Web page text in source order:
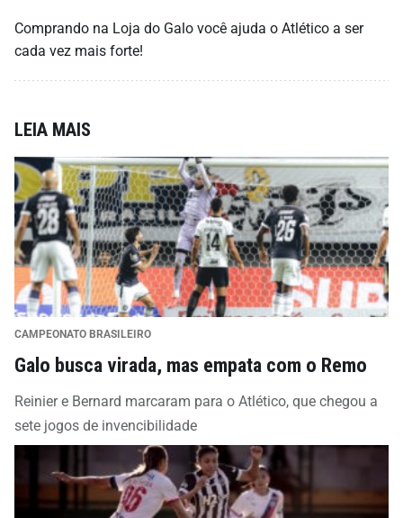
Comprando na Loja do Galo você ajuda o Atlético a ser
cada vez mais forte!
LEIA MAIS
CAMPEONATO BRASILEIRO
Galo busca virada, mas empata com o Remo
Reinier e Bernard marcaram para o Atlético, que chegou a
sete jogos de invencibilidade